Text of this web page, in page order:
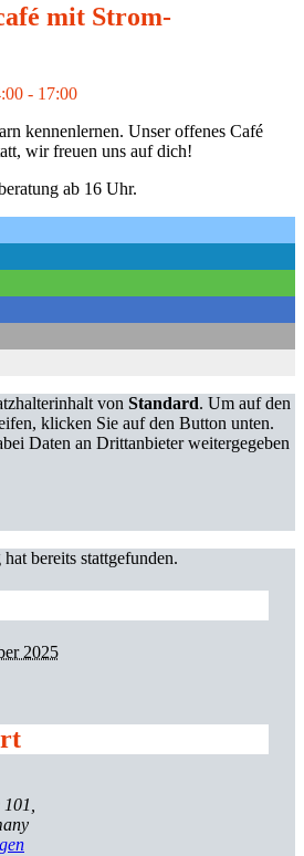
mit Strom-
- 17:00
kennenlernen. Unser offenes Café
wir freuen uns auf dich!
ab 16 Uhr.
von Standard. Um auf den
klicken Sie auf den Button unten.
Daten an Drittanbieter weitergegeben
bereits stattgefunden.
2025